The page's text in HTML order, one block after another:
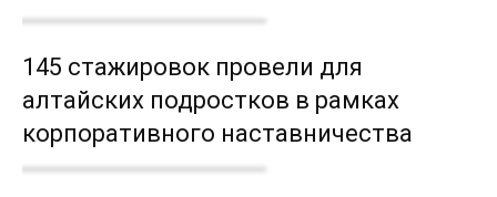
145 стажировок провели для
алтайских подростков в рамках
корпоративного наставничества